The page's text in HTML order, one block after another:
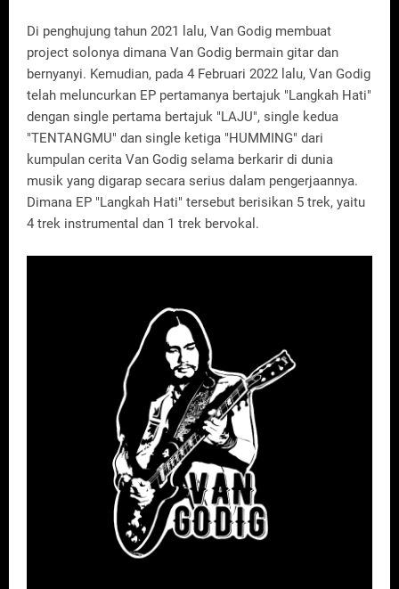
Di penghujung tahun 2021 lalu, Van Godig membuat
project solonya dimana Van Godig bermain gitar dan
bernyanyi. Kemudian, pada 4 Februari 2022 lalu, Van Godig
telah meluncurkan EP pertamanya bertajuk "Langkah Hati"
dengan single pertama bertajuk "LAJU", single kedua
"TENTANGMU" dan single ketiga "HUMMING" dari
kumpulan cerita Van Godig selama berkarir di dunia
musik yang digarap secara serius dalam pengerjaannya.
Dimana EP "Langkah Hati" tersebut berisikan 5 trek, yaitu
4 trek instrumental dan 1 trek bervokal.